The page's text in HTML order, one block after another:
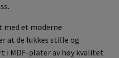
med et moderne
at de lukkes stille og
i MDF-plater av høy kvalitet